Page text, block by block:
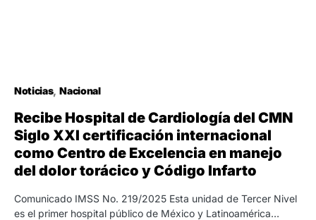
Noticias Nacional
Recibe Hospital de Cardiología del CMN
Siglo XXI certificación internacional
como Centro de Excelencia en manejo
del dolor torácico y Código Infarto
Comunicado IMSS No. 219/2025 Esta unidad de Tercer Nivel
es el primer hospital público de México y Latinoamérica…